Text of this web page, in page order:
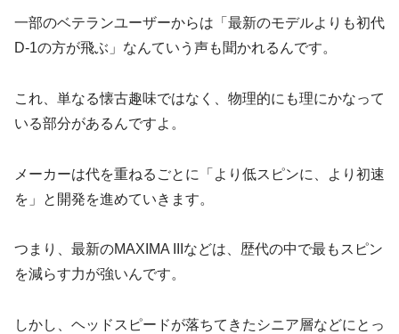
一部のベテランユーザーからは 「最新のモデルよりも初代
D-1の方が飛ぶ」 なんていう声も聞かれるんです。
これ、単なる懐古趣味ではなく、物理的にも理にかなって
いる部分があるんですよ。
メーカーは代を重ねるごとに「より低スピンに、より初速
を」と開発を進めていきます。
つまり、最新のMAXIMA IIIなどは、歴代の中で最もスピン
を減らす力が強いんです。
しかし、ヘッドスピードが落ちてきたシニア層などにとっ